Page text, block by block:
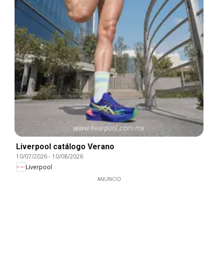
Liverpool catálogo Verano
10/07/2026- 10/08/2026
Liverpool
ANUNCIO